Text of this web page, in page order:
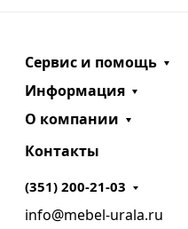
Сервис и помощь
Информация
О компании
Контакты
(351) 200-21-03
info@mebel-urala.ru